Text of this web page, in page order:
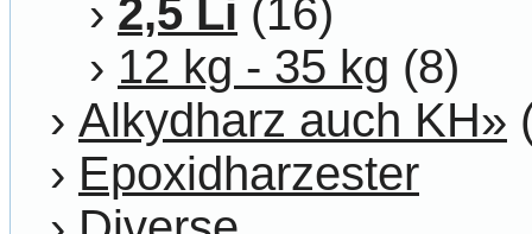
› 2,5 Li (16)
› 12 kg - 35 kg (8)
› Alkydharz auch KH»
› Epoxidharzester